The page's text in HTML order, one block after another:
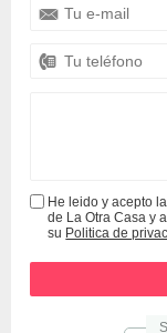
He leido y acepto
de La Otra Casa y
su Politica de